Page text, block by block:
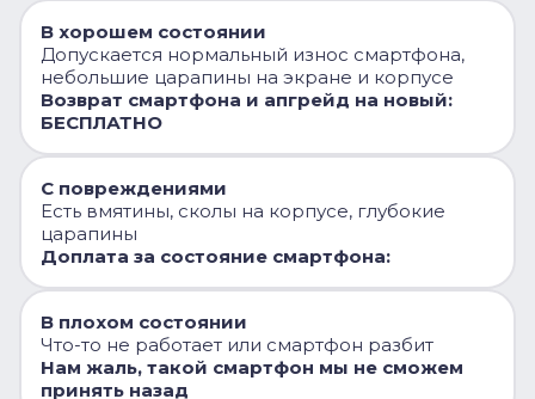
В хорошем состоянии
Допускается нормальный износ смартфона,
небольшие царапины на экране и корпусе
Возврат смартфона и апгрейд на новый:
БЕСПЛАТНО
С повреждениями
Есть вмятины, сколы на корпусе, глубокие
царапины
Доплата за состояние смартфона:
В плохом состоянии
Что-то не работает или смартфон разбит
Нам жаль, такой смартфон мы не сможем
принять назад